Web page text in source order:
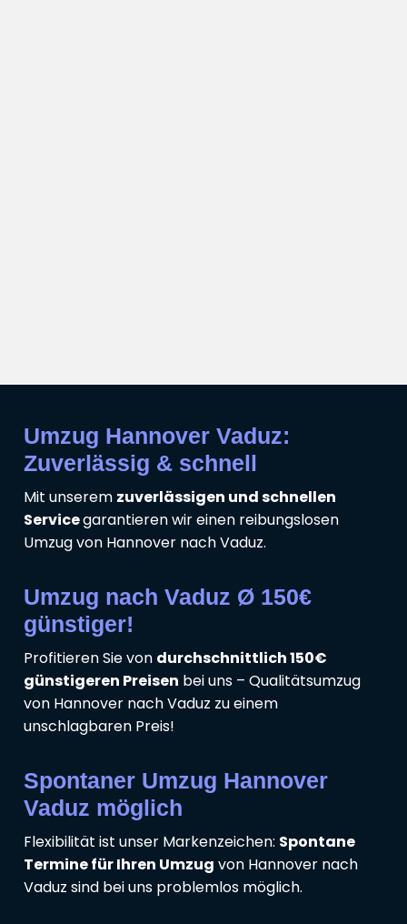
Umzug Hannover Vaduz:
Zuverlässig & schnell
Mit unserem zuverlässigen und schnellen
Servicegarantieren wir einen reibungslosen
Umzug von Hannover nach Vaduz.
Umzug nach Vaduz Ø 150€
günstiger!
Profitieren Sie von durchschnittlich 150€
günstigeren Preisen bei uns – Qualitätsumzug
von Hannover nach Vaduz zu einem
unschlagbaren Preis!
Spontaner Umzug Hannover
Vaduz möglich
Flexibilität ist unser Markenzeichen: Spontane
Termine für Ihren Umzug von Hannover nach
Vaduz sind bei uns problemlos möglich.